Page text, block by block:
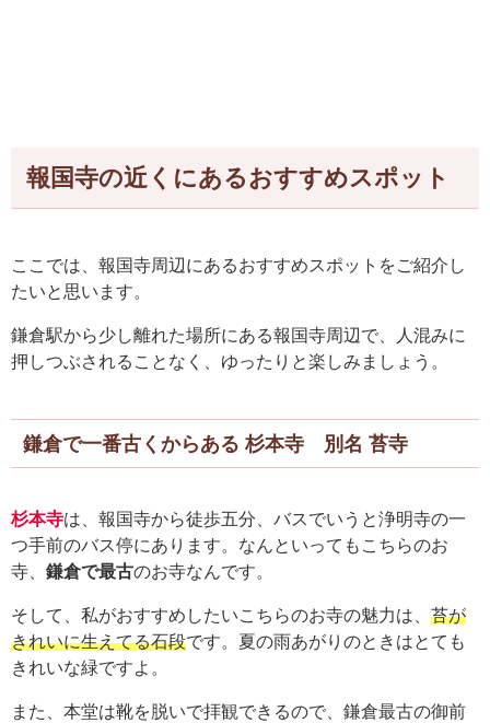
報国寺の近くにあるおすすめスポット
ここでは、報国寺周辺にあるおすすめスポットをご紹介し
たいと思います。
鎌倉駅から少し離れた場所にある報国寺周辺で、人混みに
押しつぶされることなく、ゆったりと楽しみましょう。
鎌倉で一番古くからある 杉本寺 別名 苔寺
杉本寺は、報国寺から徒歩五分、バスでいうと浄明寺の一
つ手前のバス停にあります。なんといってもこちらのお
寺、 鎌倉で最古のお寺なんです。
そして、私がおすすめしたいこちらのお寺の魅力は、 苔が
きれいに生えてる石段です。夏の雨あがりのときはとても
きれいな緑ですよ。
また、本堂は靴を脱いで拝観できるので、鎌倉最古の御前